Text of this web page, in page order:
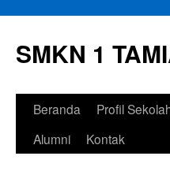
isi
SMKN 1
Beranda Profil
Alumni
Kontak